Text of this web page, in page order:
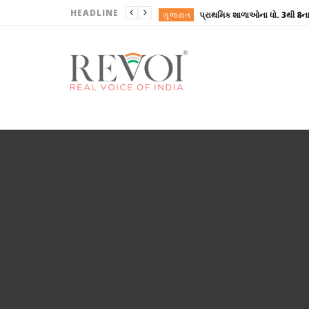
HEADLINE ગુજરાત
ગુજરાત
ગુજરાત